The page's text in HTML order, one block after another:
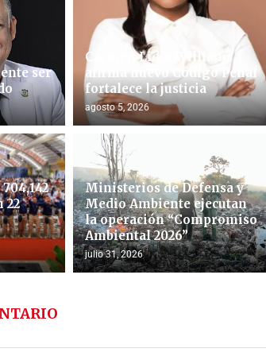
ser
Carmen Lidia Williams
afirma nuevo Código Penal
fortalece la justicia
agosto 5, 2026
22
Ministerios de Defensa y
Medio Ambiente ejecutan
la operación “Compromiso
Ambiental 2026”
julio 31, 2026